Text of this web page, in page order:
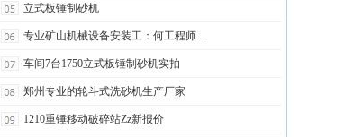
立式板锤制砂机
专业矿山机械设备安装工：何工程师…
车间7台1750立式板锤制砂机实拍
郑州专业的轮斗式洗砂机生产厂家
1210重锤移动破碎站Zz新报价